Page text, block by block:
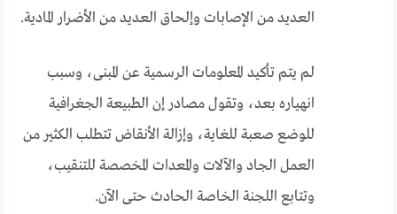
العديد من الإصابات وإلحاق العديد من الأضرار المادية.
لم يتم تأكيد المعلومات الرسمية عن المبنى، وسبب
انهياره بعد، وتقول مصادر إن الطبيعة الجغرافية
للوضع صعبة للغاية، وإزالة الأنقاض تتطلب الكثير من
العمل الجاد والآلات والمعدات المخصصة للتنقيب،
وتتابع اللجنة الخاصة الحادث حتى الآن.